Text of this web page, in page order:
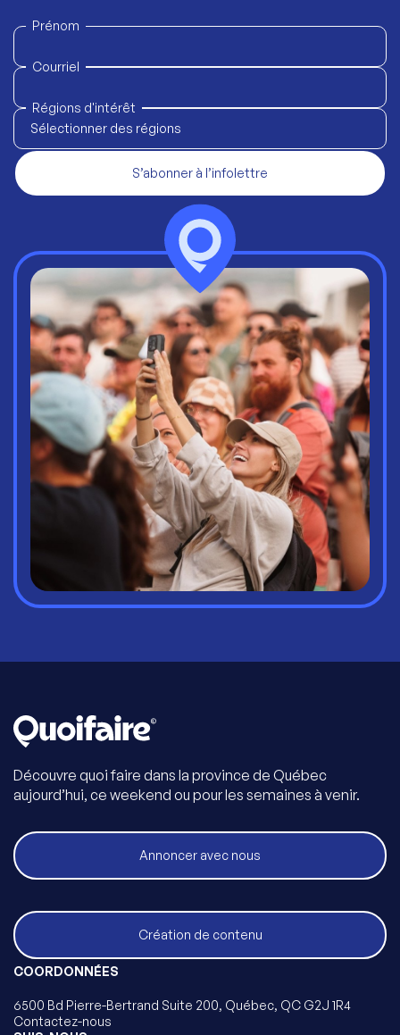
Prénom
Courriel
Régions d'intérêt
Sélectionner des régions
S’abonner à l’infolettre
Découvre quoi faire dans la province de Québec
aujourd’hui, ce weekend ou pour les semaines à venir.
Annoncer avec nous
Création de contenu
COORDONNÉES
6500 Bd Pierre-Bertrand Suite 200, Québec, QC G2J 1R4
Contactez-nous